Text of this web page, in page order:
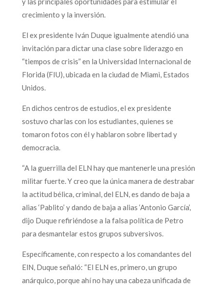
crecimiento y la inversión.
El ex presidente Iván Duque igualmente atendió una
invitación para dictar una clase sobre liderazgo en
“tiempos de crisis” en la Universidad Internacional de
Florida (FIU), ubicada en la ciudad de Miami, Estados
Unidos.
En dichos centros de estudios, el ex presidente
sostuvo charlas con los estudiantes, quienes se
tomaron fotos con él y hablaron sobre libertad y
democracia.
“A la guerrilla del ELN hay que mantenerle una presión
militar fuerte. Y creo que la única manera de destrabar
la actitud bélica, criminal, del ELN, es dando de baja a
alias ‘Pablito’ y dando de baja a alias ‘Antonio García’,
dijo Duque refiriéndose a la falsa política de Petro
para desmantelar estos grupos subversivos.
Específicamente, con respecto a los comandantes del
ElN, Duque señaló: “El ELN es, primero, un grupo
anárquico, porque ahí no hay una cabeza unificada de